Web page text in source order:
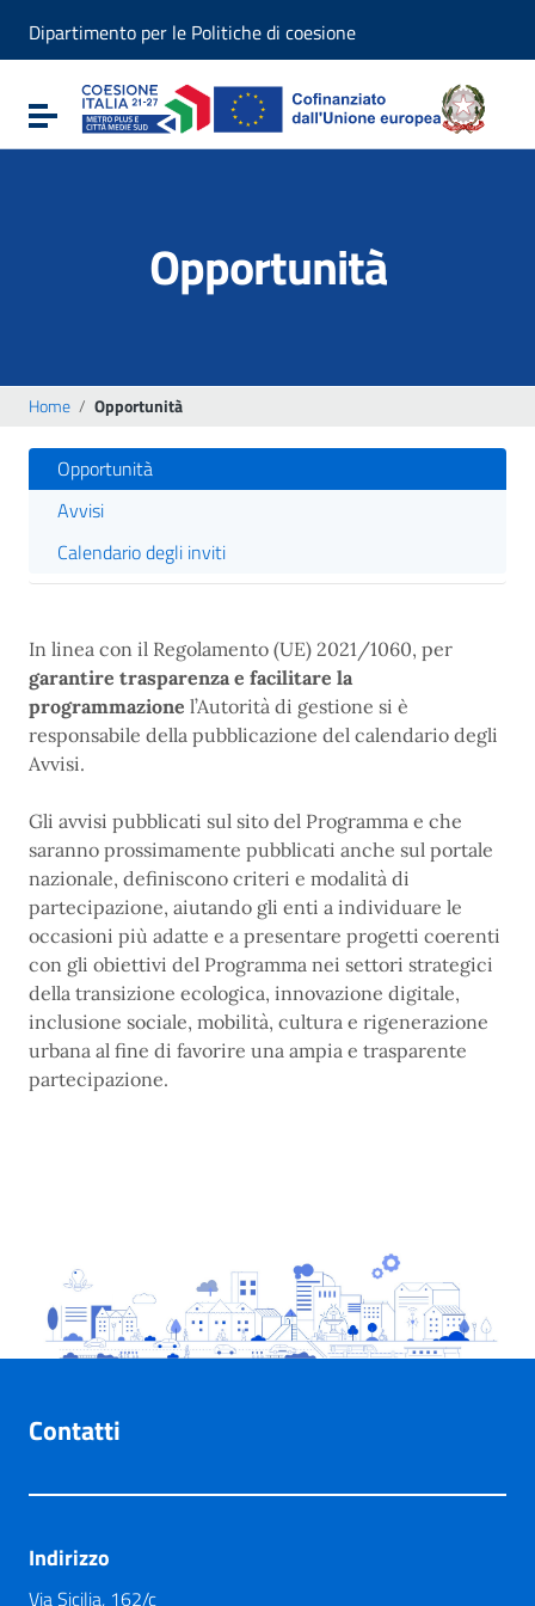
Vai al menu di navigazione
Vai al footer
Dipartimento per le Politiche di coesione
Attiva / disattiva la navigazione
Opportunità
Home / Opportunità
Opportunità
Avvisi
Calendario degli inviti
In linea con il Regolamento (UE) 2021/1060, per
garantire trasparenza e facilitare la
programmazione l’Autorità di gestione si è
responsabile della pubblicazione del calendario degli
Avvisi.
Gli avvisi pubblicati sul sito del Programma e che
saranno prossimamente pubblicati anche sul portale
nazionale, definiscono criteri e modalità di
partecipazione, aiutando gli enti a individuare le
occasioni più adatte e a presentare progetti coerenti
con gli obiettivi del Programma nei settori strategici
della transizione ecologica, innovazione digitale,
inclusione sociale, mobilità, cultura e rigenerazione
urbana al fine di favorire una ampia e trasparente
partecipazione.
Contatti
Indirizzo
Via Sicilia, 162/c